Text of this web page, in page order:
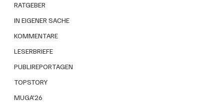
RATGEBER
IN EIGENER SACHE
KOMMENTARE
LESERBRIEFE
PUBLIREPORTAGEN
TOPSTORY
MUGA'26